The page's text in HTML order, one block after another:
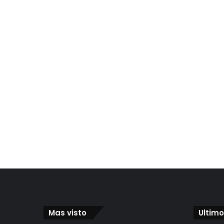
Mas visto Ultimo